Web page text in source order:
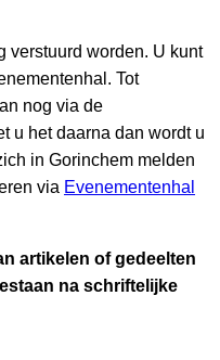
verstuurd worden. U kunt
Tot
nog via de
u het daarna dan wordt u
in Gorinchem melden
via Evenementenhal
artikelen of gedeelten
na schriftelijke